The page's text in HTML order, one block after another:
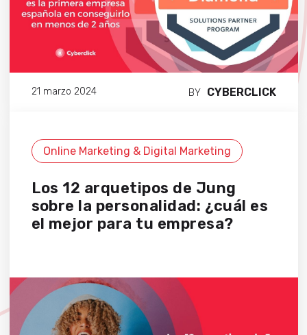
21 marzo 2024 BY CYBERCLICK
Online Marketing & Digital Marketing
Los 12 arquetipos de Jung
sobre la personalidad: ¿cuál es
el mejor para tu empresa?